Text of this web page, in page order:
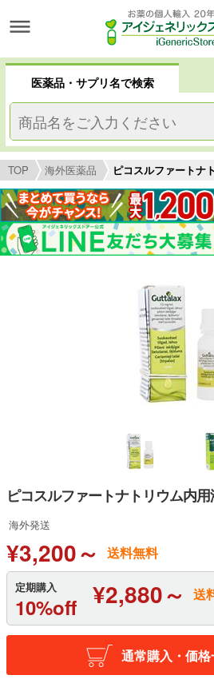
医薬品・サプリ名で検索
TOP 海外医薬品 ピコスルファートナ
ピコスルファートナトリウム内用
海外発送
¥3,200～ 送料無料
定期購入
10%off ¥2,880～ 送
通常購入・価